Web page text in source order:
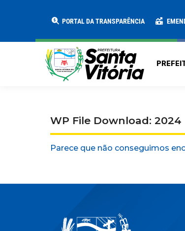
PORTAL DA TRANSPARÊNCIA
WP File Download: 2024
Parece que não conseguimos